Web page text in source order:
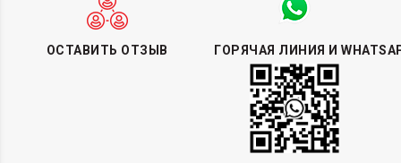
ОСТАВИТЬ ОТЗЫВ ГОРЯЧАЯ ЛИНИЯ И